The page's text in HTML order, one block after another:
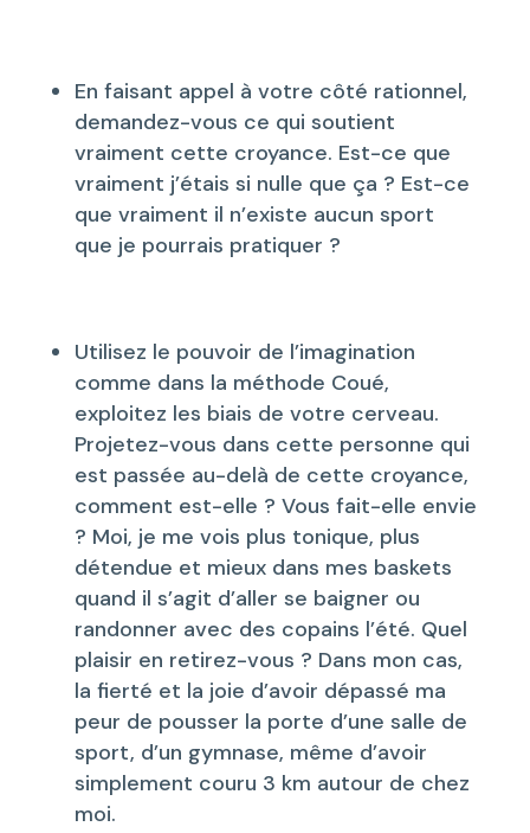
En faisant appel à votre côté rationnel,
demandez-vous ce qui soutient
vraiment cette croyance. Est-ce que
vraiment j’étais si nulle que ça ? Est-ce
que vraiment il n’existe aucun sport
que je pourrais pratiquer ?
Utilisez le pouvoir de l’imagination
comme dans la méthode Coué,
exploitez les biais de votre cerveau.
Projetez-vous dans cette personne qui
est passée au-delà de cette croyance,
comment est-elle ? Vous fait-elle envie
? Moi, je me vois plus tonique, plus
détendue et mieux dans mes baskets
quand il s’agit d’aller se baigner ou
randonner avec des copains l’été. Quel
plaisir en retirez-vous ? Dans mon cas,
la fierté et la joie d’avoir dépassé ma
peur de pousser la porte d’une salle de
sport, d’un gymnase, même d’avoir
simplement couru 3 km autour de chez
moi.